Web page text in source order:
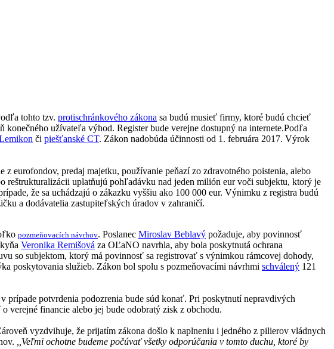
tohto tzv. protischránkového zákona sa budú musieť firmy, ktoré budú chcieť
užívateľa výhod. Register bude verejne dostupný na internete.Podľa
či piešťanské CT. Zákon nadobúda účinnosti od 1. februára 2017. Výrok
eurofondov, predaj majetku, používanie peňazí zo zdravotného poistenia, alebo
uplatňujú pohľadávku nad jeden milión eur voči subjektu, ktorý je
že sa uchádzajú o zákazku vyššiu ako 100 000 eur. Výnimku z registra budú
a dodávatelia zastupiteľských úradov v zahraničí.
pozmeňovacích návrhov. Poslanec Miroslav Beblavý požaduje, aby povinnosť
Veronika Remišová za OĽaNO navrhla, aby bola poskytnutá ochrana
so subjektom, ktorý má povinnosť sa registrovať s výnimkou rámcovej dohody,
poskytovania služieb. Zákon bol spolu s pozmeňovacími návrhmi schválený 121
potvrdenia podozrenia bude súd konať. Pri poskytnutí nepravdivých
verejné financie alebo jej bude odobratý zisk z obchodu.
vyzdvihuje, že prijatím zákona došlo k naplneniu i jedného z pilierov vládnych
,,Veľmi ochotne budeme počúvať všetky odporúčania v tomto duchu, ktoré by